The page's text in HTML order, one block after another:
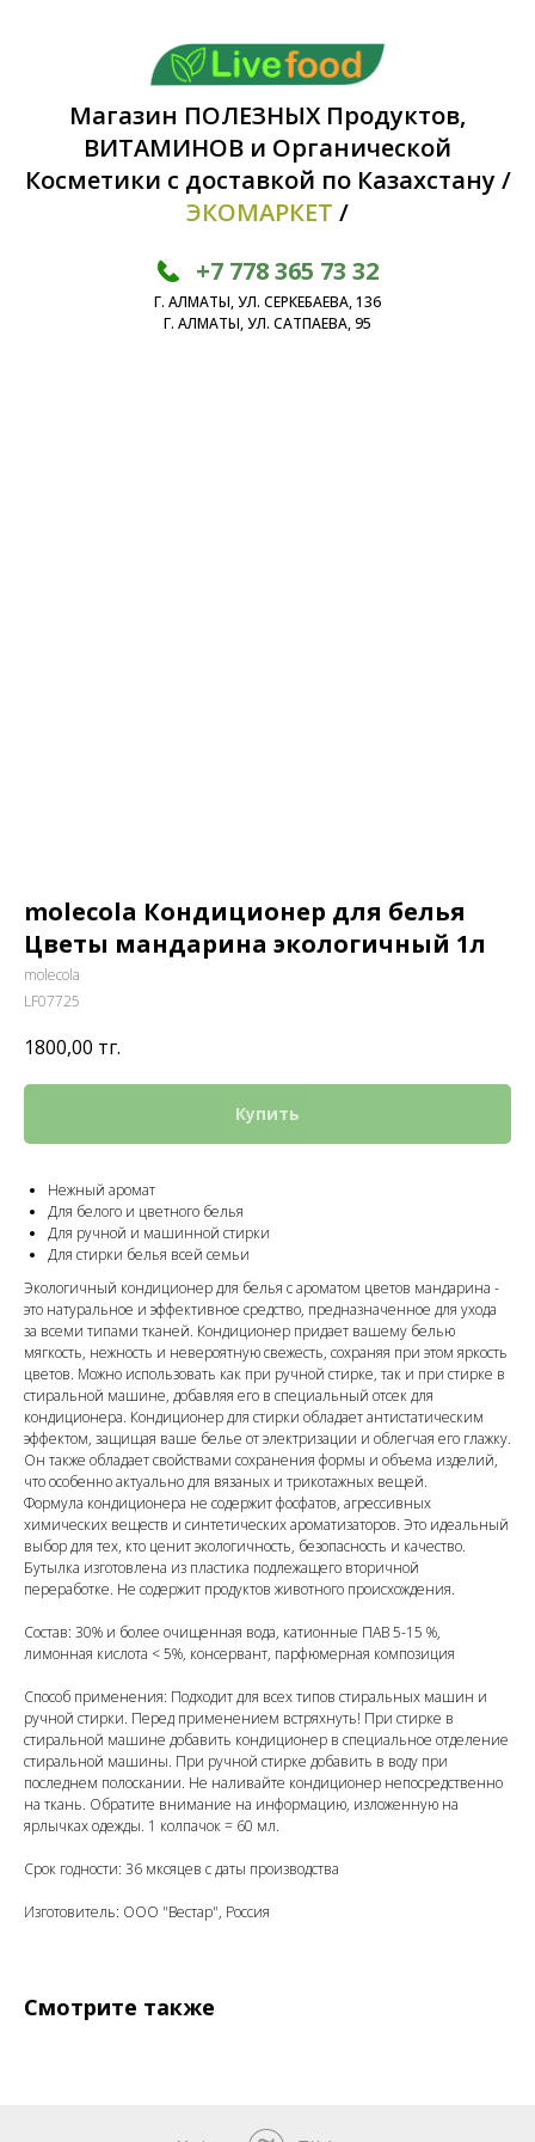
Магазин ПОЛЕЗНЫХ Продуктов,
ВИТАМИНОВ и Органической
Косметики с доставкой по Казахстану /
ЭКОМАРКЕТ /
+7 778 365 73 32
Г. АЛМАТЫ, УЛ. СЕРКЕБАЕВА, 136
Г. АЛМАТЫ, УЛ. САТПАЕВА, 95
molecola Кондиционер для белья
Цветы мандарина экологичный 1л
molecola
LF07725
1800,00 тг.
Купить
Нежный аромат
Для белого и цветного белья
Для ручной и машинной стирки
Для стирки белья всей семьи
Экологичный кондиционер для белья с ароматом цветов мандарина -
это натуральное и эффективное средство, предназначенное для ухода
за всеми типами тканей. Кондиционер придает вашему белью
мягкость, нежность и невероятную свежесть, сохраняя при этом яркость
цветов. Можно использовать как при ручной стирке, так и при стирке в
стиральной машине, добавляя его в специальный отсек для
кондиционера. Кондиционер для стирки обладает антистатическим
эффектом, защищая ваше белье от электризации и облегчая его глажку.
Он также обладает свойствами сохранения формы и объема изделий,
что особенно актуально для вязаных и трикотажных вещей.
Формула кондиционера не содержит фосфатов, агрессивных
химических веществ и синтетических ароматизаторов. Это идеальный
выбор для тех, кто ценит экологичность, безопасность и качество.
Бутылка изготовлена из пластика подлежащего вторичной
переработке. Не содержит продуктов животного происхождения.
Состав: 30% и более очищенная вода, катионные ПАВ 5-15 %,
лимонная кислота < 5%, консервант, парфюмерная композиция
Способ применения: Подходит для всех типов стиральных машин и
ручной стирки. Перед применением встряхнуть! При стирке в
стиральной машине добавить кондиционер в специальное отделение
стиральной машины. При ручной стирке добавить в воду при
последнем полоскании. Не наливайте кондиционер непосредственно
на ткань. Обратите внимание на информацию, изложенную на
ярлычках одежды. 1 колпачок = 60 мл.
Срок годности: 36 мксяцев с даты производства
Изготовитель: ООО "Вестар", Россия
Смотрите также